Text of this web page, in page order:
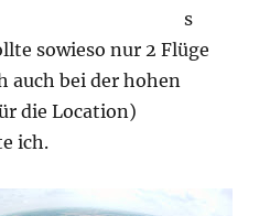
s
sowieso nur 2 Flüge
auch bei der hohen
die Location)
ich.